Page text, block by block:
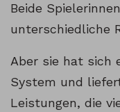
Beide
unterschiedliche
Aber sie hat sich
System und
Leistungen, die